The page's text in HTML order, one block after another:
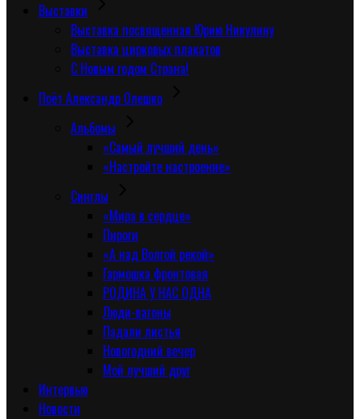
Выставки
Выставка посвященная Юрию Никулину
Выставка цирковых плакатов
С Новым годом Страна!
Поёт Александр Олешко
Альбомы
«Самый лучший день»
«Настройте настроение»
Синглы
«Мира в сердце»
Пироги
«А над Волгой рекой»
Гармошка фронтовая
РОДИНА У НАС ОДНА
Люди-вагоны
Падали листья
Новогодний вечер
Мой лучший друг
Интервью
Новости